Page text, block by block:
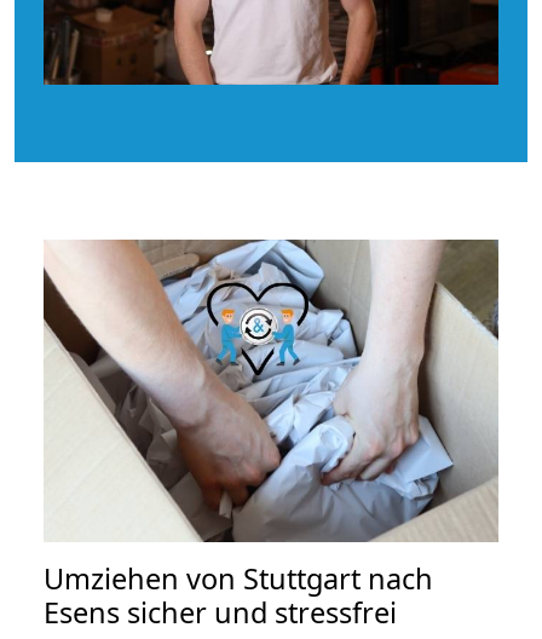
Umziehen von Stuttgart nach
Esens sicher und stressfrei